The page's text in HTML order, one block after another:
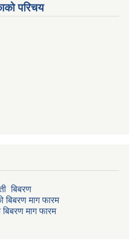
परिचय
बिबरण
बिबरण माग फारम
बिबरण माग फारम